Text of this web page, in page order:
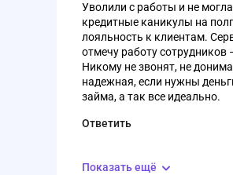
Уволили с работы и не
кредитные каникулы на
лояльность к клиентам.
отмечу работу
Никому не звонят, не
надежная, если нужны
займа, а так все идеально.
Ответить
Показать ещё